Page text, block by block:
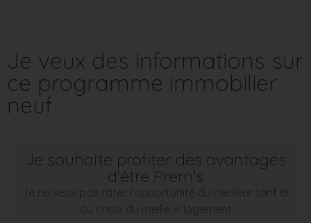
Je veux des informations sur
ce programme immobilier
neuf
Je souhaite profiter des avantages
d'être Prem's
Je ne veux pas rater l’opportunité du meilleur tarif et
du choix du meilleur logement